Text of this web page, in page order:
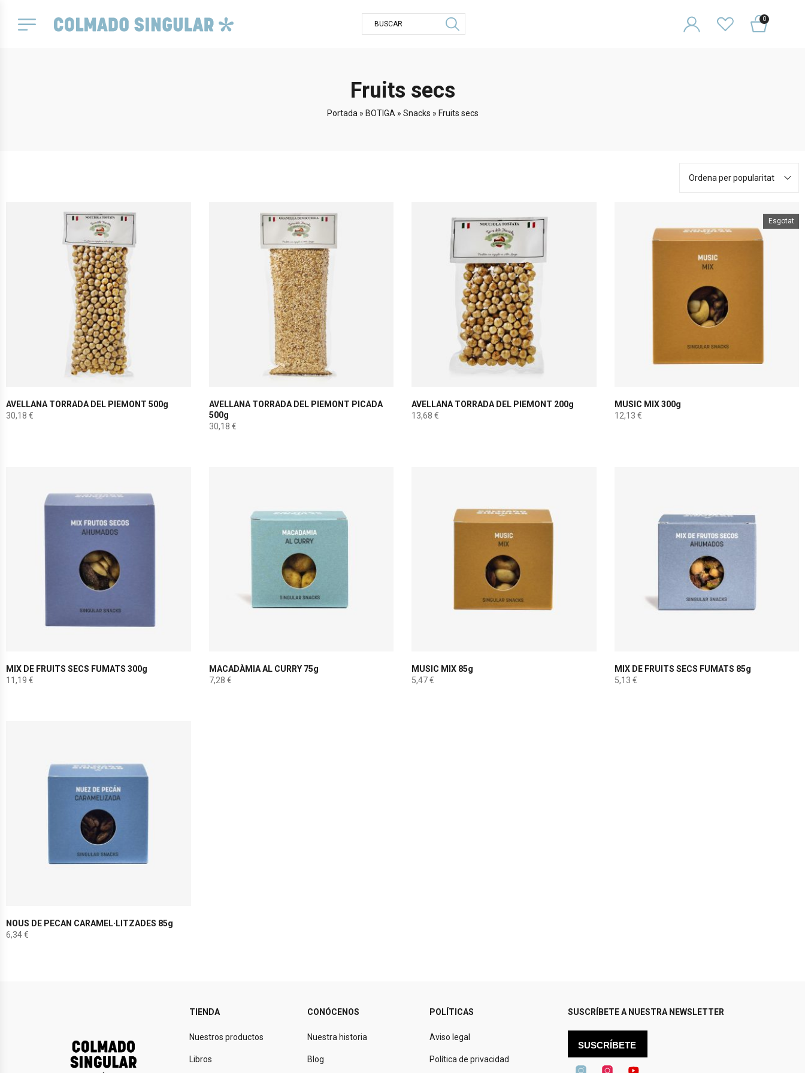
0
Fruits secs
Portada » BOTIGA » Snacks » Fruits secs
Ordena per popularitat
AVELLANA TORRADA DEL PIEMONT 500g
30,18 €
AVELLANA TORRADA DEL PIEMONT PICADA
500g
30,18 €
AVELLANA TORRADA DEL PIEMONT 200g
13,68 €
Esgotat
MUSIC MIX 300g
12,13 €
MIX DE FRUITS SECS FUMATS 300g
11,19 €
MACADÀMIA AL CURRY 75g
7,28 €
MUSIC MIX 85g
5,47€
MIX DE FRUITS SECS FUMATS 85g
5,13 €
NOUS DE PECAN CARAMEL·LITZADES 85g
6,34€
TIENDA
Nuestros productos
Libros
CONÓCENOS
Nuestra historia
Blog
POLÍTICAS
Aviso legal
Política de privacidad
SUSCRÍBETE A NUESTRA NEWSLETTER
SUSCRÍBETE